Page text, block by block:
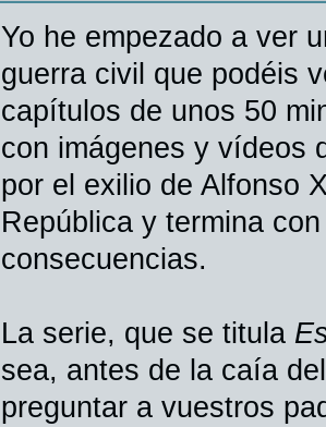
Yo he empezado a ver
guerra civil que podéis
capítulos de unos 50
con imágenes y vídeos
por el exilio de Alfonso
República y termina
consecuencias.
La serie, que se titula
sea, antes de la caía
preguntar a vuestros